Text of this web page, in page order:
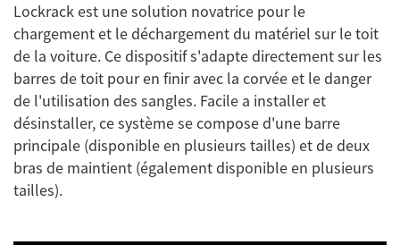
Lockrack est une solution novatrice pour le
chargement et le déchargement du matériel sur le toit
de la voiture. Ce dispositif s'adapte directement sur les
barres de toit pour en finir avec la corvée et le danger
de l'utilisation des sangles. Facile a installer et
désinstaller, ce système se compose d'une barre
principale (disponible en plusieurs tailles) et de deux
bras de maintient (également disponible en plusieurs
tailles).